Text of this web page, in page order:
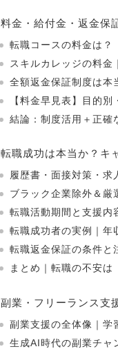
料金・給付金・返金保
転職コースの料金は？
スキルカレッジの料金
全額返金保証制度は本
【料金早見表】目的
結論：制度活用＋正確
転職成功は本当か？キ
履歴書・面接対策・求
ブラック企業除外＆厳
転職活動期間と支援内
転職成功者の実例｜年
転職返金保証の条件と
まとめ｜転職の不安は
副業・フリーランス支
副業支援の全体像｜学
生成AI時代の副業チャ